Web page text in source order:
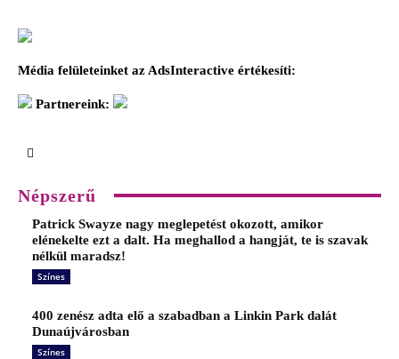
Média felületeinket az AdsInteractive értékesíti:
Partnereink:
Népszerű
Patrick Swayze nagy meglepetést okozott, amikor
elénekelte ezt a dalt. Ha meghallod a hangját, te is szavak
nélkül maradsz!
Színes
400 zenész adta elő a szabadban a Linkin Park dalát
Dunaújvárosban
Színes